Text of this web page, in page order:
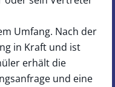
Umfang. Nach der
in Kraft und ist
erhält die
und eine